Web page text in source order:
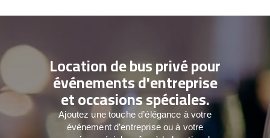
Location de bus privé pour
événements d'entreprise
et occasions spéciales.
Ajoutez une touche d’élégance à votre
événement d’entreprise ou à votre